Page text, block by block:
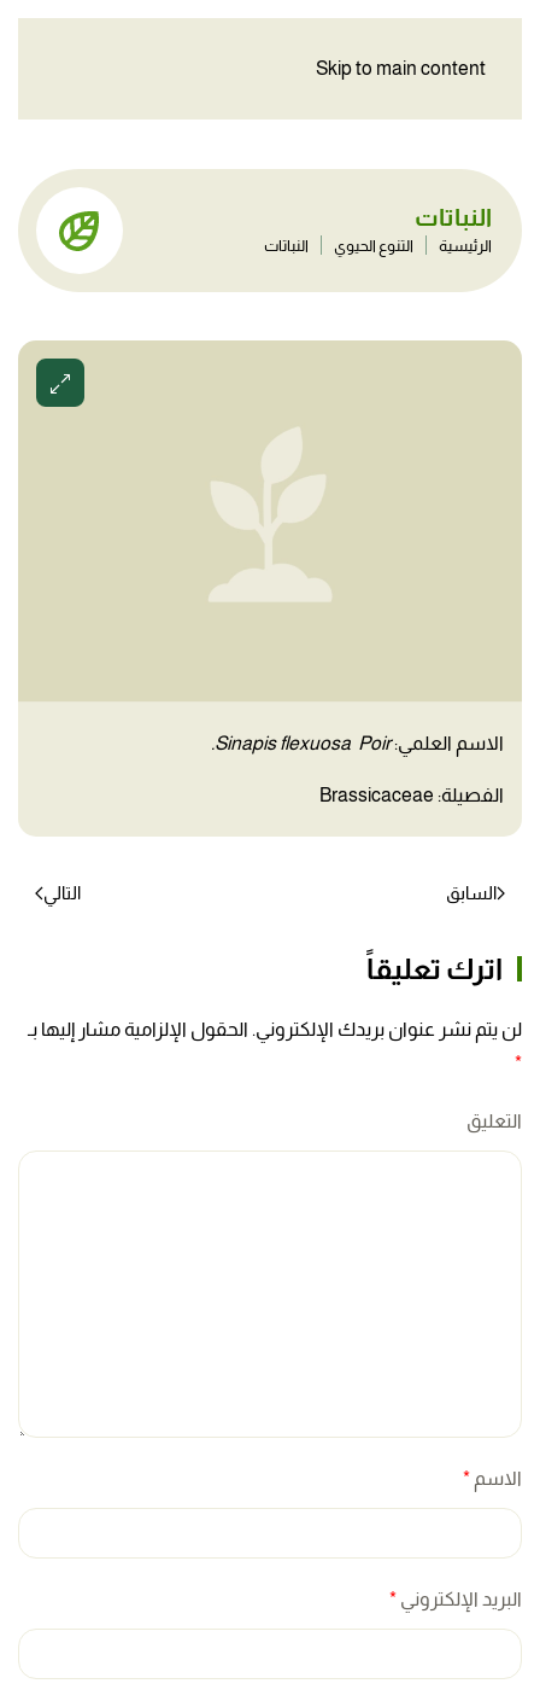
Skip to main content
النباتات
الرئيسية التنوع الحيوي النباتات
الاسم العلمي:Sinapis flexuosa Poir.
الفصيلة: Brassicaceae
السابق التالي
اترك تعليقاً
لن يتم نشر عنوان بريدك الإلكتروني. الحقول الإلزامية مشار إليها بـ
*
التعليق
الاسم *
البريد الإلكتروني *